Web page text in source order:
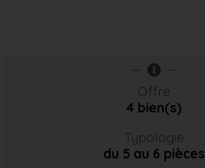
Offre
4 bien(s)
Typologie
du 5 au 6 pièces